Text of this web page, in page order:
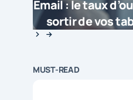
Email : le taux
sortir de vos
MUST-READ